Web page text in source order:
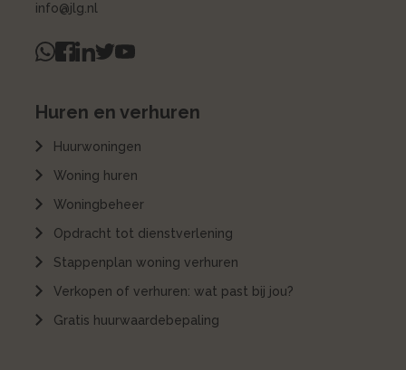
info@jlg.nl
Huren en verhuren
Huurwoningen
Woning huren
Woningbeheer
Opdracht tot dienstverlening
Stappenplan woning verhuren
Verkopen of verhuren: wat past bij jou?
Gratis huurwaardebepaling